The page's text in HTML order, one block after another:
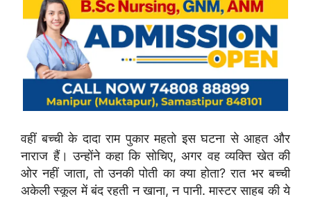
वहीं बच्ची के दादा राम पुकार महतो इस घटना से आहत और
नाराज हैं। उन्होंने कहा कि सोचिए, अगर वह व्यक्ति खेत की
ओर नहीं जाता, तो उनकी पोती का क्या होता? रात भर बच्ची
अकेली स्कूल में बंद रहती न खाना, न पानी. मास्टर साहब की ये